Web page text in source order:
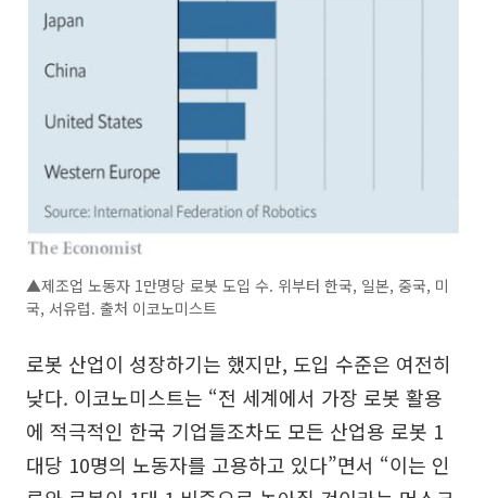
▲제조업 노동자 1만명당 로봇 도입 수. 위부터 한국, 일본, 중국, 미
국, 서유럽. 출처 이코노미스트
로봇 산업이 성장하기는 했지만, 도입 수준은 여전히
낮다. 이코노미스트는 “전 세계에서 가장 로봇 활용
에 적극적인 한국 기업들조차도 모든 산업용 로봇 1
대당 10명의 노동자를 고용하고 있다”면서 “이는 인